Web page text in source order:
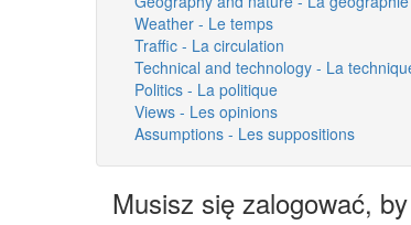
Weather - Le temps
Traffic - La circulation
Technical and technology - La
Politics - La politique
Views - Les opinions
Assumptions - Les suppositions
Musisz się zalogować,